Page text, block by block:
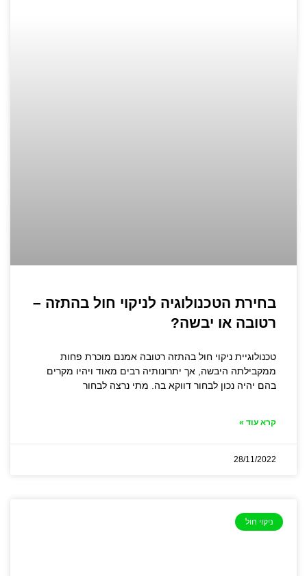
בחירת הטכנולוגיה לניקוי חול בהתזה –
רטובה או יבשה?
טכנולוגיית ניקוי חול בהתזה רטובה אמנם מוכרת פחות
ממקבילתה היבשה, אך יתרונותיה רבים מאוד ויהיו מקרים
בהם יהיה נכון לבחור דווקא בה. מתי נרצה לבחור
קרא עוד »
28/11/2022
ניקוי חול